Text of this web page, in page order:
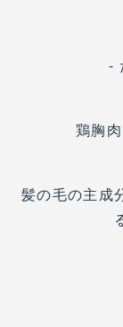
-
鶏胸
髪の毛の主成